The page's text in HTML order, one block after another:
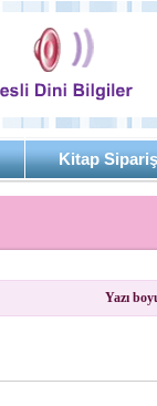
Kitap
Yazı